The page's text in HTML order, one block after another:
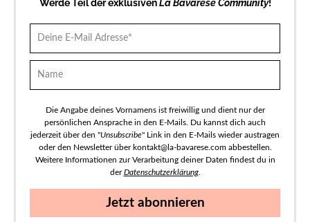
Werde Teil der exklusivenLa Bavarese Community!
Die Angabe deines Vornamens ist freiwillig und dient nur der
persönlichen Ansprache in den E-Mails. Du kannst dich auch
jederzeit über den "Unsubscribe" Link in den E-Mails wieder austragen
oder den Newsletter über kontakt@la-bavarese.com abbestellen.
Weitere Informationen zur Verarbeitung deiner Daten findest du in
derDatenschutzerklärung.
Jetzt abonnieren